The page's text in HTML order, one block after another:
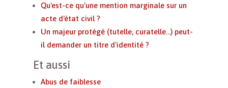
Qu'est-ce qu'une mention marginale sur un
acte d'état civil ?
Un majeur protégé (tutelle, curatelle...) peut-
il demander un titre d'identité ?
Et aussi
Abus de faiblesse